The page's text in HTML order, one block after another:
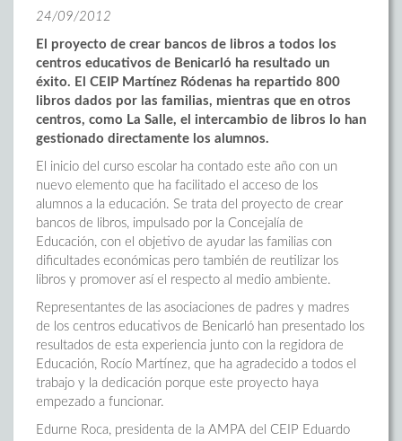
24/09/2012
El proyecto de crear bancos de libros a todos los
centros educativos de Benicarló ha resultado un
éxito. El CEIP Martínez Ródenas ha repartido 800
libros dados por las familias, mientras que en otros
centros, como La Salle, el intercambio de libros lo han
gestionado directamente los alumnos.
El inicio del curso escolar ha contado este año con un
nuevo elemento que ha facilitado el acceso de los
alumnos a la educación. Se trata del proyecto de crear
bancos de libros, impulsado por la Concejalía de
Educación, con el objetivo de ayudar las familias con
dificultades económicas pero también de reutilizar los
libros y promover así el respecto al medio ambiente.
Representantes de las asociaciones de padres y madres
de los centros educativos de Benicarló han presentado los
resultados de esta experiencia junto con la regidora de
Educación, Rocío Martínez, que ha agradecido a todos el
trabajo y la dedicación porque este proyecto haya
empezado a funcionar.
Edurne Roca, presidenta de la AMPA del CEIP Eduardo